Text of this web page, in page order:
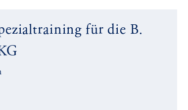
für die B.